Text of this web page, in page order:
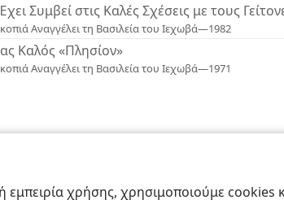
χρήσης, χρησιμοποιούμε cookies
Συμβεί στις Καλές Σχέσεις με τους
Αναγγέλει τη Βασιλεία του Ιεχωβά—1982
Καλός «Πλησίον»
Αναγγέλει τη Βασιλεία του Ιεχωβά—1971
Society of Pennsylvania Όροι Χρήσης Πολιτική